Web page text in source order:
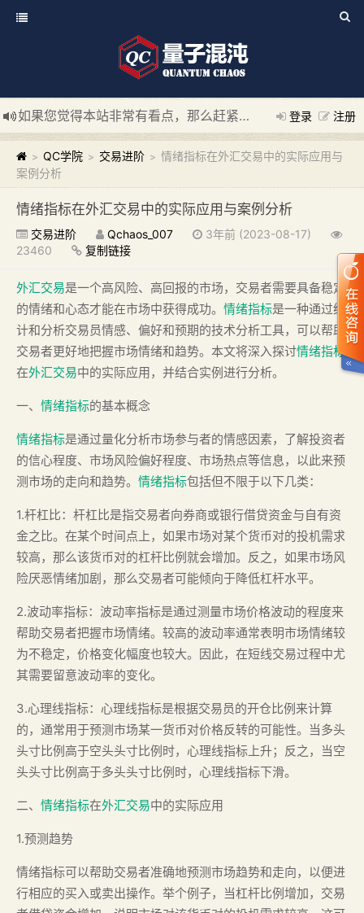
登录 注册
如果您觉得本站非常有看点，那么赶紧使用Ctrl+D 收藏我们吧
新添加量子混沌系统板块，欢迎大家访问！
---“量子混沌系
> QC学院 > 交易进阶 > 情绪指标在外汇交易中的实际应用与
案例分析
情绪指标在外汇交易中的实际应用与案例分析
交易进阶 Qchaos_007
3年前 (2023-08-17)
23460
复制链接
外汇交易是一个高风险、高回报的市场，交易者需要具备稳定
的情绪和心态才能在市场中获得成功。 情绪指标是一种通过统
计和分析交易员情感、偏好和预期的技术分析工具，可以帮助
交易者更好地把握市场情绪和趋势。本文将深入探讨情绪指标
在外汇交易中的实际应用，并结合实例进行分析。
一、 情绪指标的基本概念
情绪指标是通过量化分析市场参与者的情感因素，了解投资者
的信心程度、市场风险偏好程度、市场热点等信息，以此来预
测市场的走向和趋势。 情绪指标包括但不限于以下几类：
1.杆杠比：杆杠比是指交易者向券商或银行借贷资金与自有资
金之比。在某个时间点上，如果市场对某个货币对的投机需求
较高，那么该货币对的杠杆比例就会增加。反之，如果市场风
险厌恶情绪加剧，那么交易者可能倾向于降低杠杆水平。
2.波动率指标：波动率指标是通过测量市场价格波动的程度来
帮助交易者把握市场情绪。较高的波动率通常表明市场情绪较
为不稳定，价格变化幅度也较大。因此，在短线交易过程中尤
其需要留意波动率的变化。
3.心理线指标：心理线指标是根据交易员的开仓比例来计算
的，通常用于预测市场某一货币对价格反转的可能性。当多头
头寸比例高于空头头寸比例时，心理线指标上升；反之，当空
头头寸比例高于多头头寸比例时，心理线指标下滑。
二、 情绪指标在外汇交易中的实际应用
1.预测趋势
情绪指标可以帮助交易者准确地预测市场趋势和走向，以便进
行相应的买入或卖出操作。举个例子，当杠杆比例增加，交易